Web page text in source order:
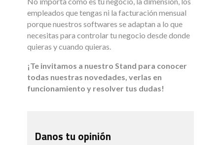
empleados que tengas ni la facturación mensual
porque nuestros softwares se adaptan a lo que
necesitas para controlar tu negocio desde donde
quieras y cuando quieras.
¡Te invitamos a nuestro Stand para conocer
todas nuestras novedades, verlas en
funcionamiento y resolver tus dudas!
Danos tu opinión